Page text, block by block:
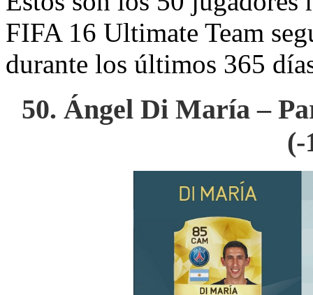
FIFA 16 Ultimate Team
durante los últimos 365
50. Ángel Di María –
(-